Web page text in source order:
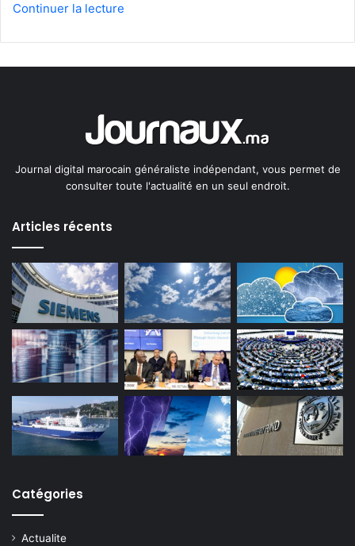
Continuer la lecture
Journal digital marocain généraliste indépendant, vous permet de
consulter toute l'actualité en un seul endroit.
Articles récents
Catégories
Actualite